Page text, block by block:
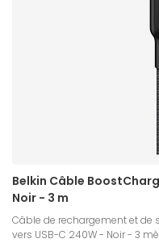
Belkin Câble
Noir - 3 m
Câble de rechargement et de
vers USB-C 240W - Noir - 3